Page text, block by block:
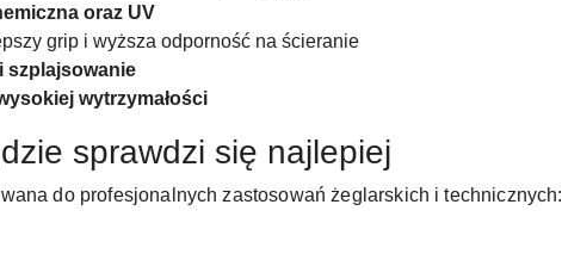
oraz UV
grip i wyższa odporność na ścieranie
szplajsowanie
wytrzymałości
sprawdzi się najlepiej
do profesjonalnych zastosowań żeglarskich i technicznych: